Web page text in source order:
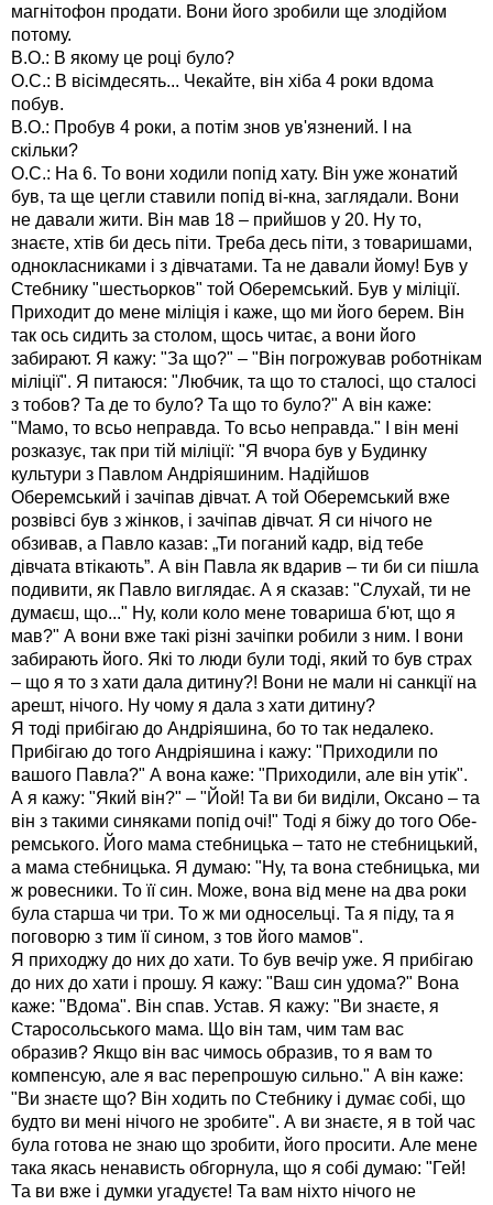
магнітофон продати. Вони його зробили ще злодійом
потому.
В.О.: В якому це році було?
О.С.: В вісімдесять... Чекайте, він хіба 4 роки вдома
побув.
В.О.: Пробув 4 роки, а потім знов ув'язнений. І на
скільки?
О.С.: На 6. То вони ходили попід хату. Він уже жонатий
був, та ще цегли ставили попід ві-кна, заглядали. Вони
не давали жити. Він мав 18 – прийшов у 20. Ну то,
знаєте, хтів би десь піти. Треба десь піти, з товаришами,
однокласниками і з дівчатами. Та не давали йому! Був у
Стебнику "шестьорков" той Оберемський. Був у міліції.
Приходит до мене міліція і каже, що ми його берем. Він
так ось сидить за столом, щось читає, а вони його
забирают. Я кажу: "За що?" – "Він погрожував роботнікам
міліції". Я питаюся: "Любчик, та що то сталосі, що сталосі
з тобов? Та де то було? Та що то було?" А він каже:
"Мамо, то всьо неправда. То всьо неправда." І він мені
розказує, так при тій міліції: "Я вчора був у Будинку
культури з Павлом Андріяшиним. Надійшов
Оберемський і зачіпав дівчат. А той Оберемський вже
розвівсі був з жінков, і зачіпав дівчат. Я си нічого не
обзивав, а Павло казав: „Ти поганий кадр, від тебе
дівчата втікають”. А він Павла як вдарив – ти би си пішла
подивити, як Павло виглядає. А я сказав: "Слухай, ти не
думаєш, що..." Ну, коли коло мене товариша б'ют, що я
мав?" А вони вже такі різні зачіпки робили з ним. І вони
забирають його. Які то люди були тоді, який то був страх
– що я то з хати дала дитину?! Вони не мали ні санкції на
арешт, нічого. Ну чому я дала з хати дитину?
Я тоді прибігаю до Андріяшина, бо то так недалеко.
Прибігаю до того Андріяшина і кажу: "Приходили по
вашого Павла?" А вона каже: "Приходили, але він утік".
А я кажу: "Який він?" – "Йой! Та ви би виділи, Оксано – та
він з такими синяками попід очі!" Тоді я біжу до того Обе-
ремського. Його мама стебницька – тато не стебницький,
а мама стебницька. Я думаю: "Ну, та вона стебницька, ми
ж ровесники. То її син. Може, вона від мене на два роки
була старша чи три. То ж ми односельці. Та я піду, та я
поговорю з тим її сином, з тов його мамов".
Я приходжу до них до хати. То був вечір уже. Я прибігаю
до них до хати і прошу. Я кажу: "Ваш син удома?" Вона
каже: "Вдома". Він спав. Устав. Я кажу: "Ви знаєте, я
Старосольського мама. Що він там, чим там вас
образив? Якщо він вас чимось образив, то я вам то
компенсую, але я вас перепрошую сильно." А він каже:
"Ви знаєте що? Він ходить по Стебнику і думає собі, що
будто ви мені нічого не зробите". А ви знаєте, я в той час
була готова не знаю що зробити, його просити. Але мене
така якась ненависть обгорнула, що я собі думаю: "Гей!
Та ви вже і думки угадуєте! Та вам ніхто нічого не